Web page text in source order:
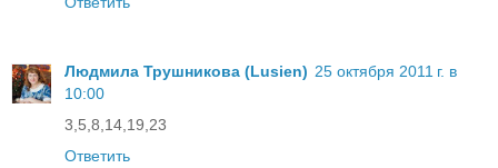
Людмила Трушникова (Lusien) 25 октября 2011 г. в
10:00
3,5,8,14,19,23
Ответить